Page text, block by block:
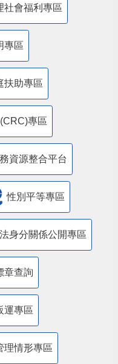
社會福利專區
專區
扶助專區
專區
資源整合平台
性別平等專區
身分關係公開專區
章查詢
運專區
理情形專區